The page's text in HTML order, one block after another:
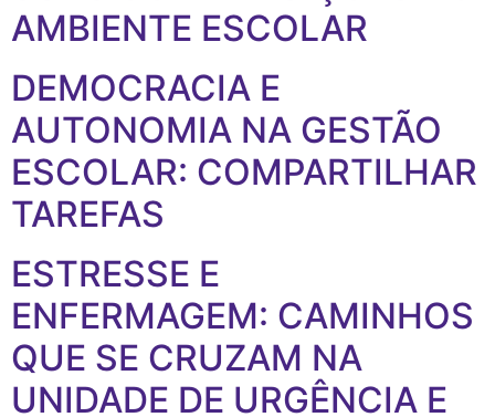
AMBIENTE ESCOLAR
DEMOCRACIA E
AUTONOMIA NA GESTÃO
ESCOLAR: COMPARTILHAR
TAREFAS
ESTRESSE E
ENFERMAGEM: CAMINHOS
QUE SE CRUZAM NA
UNIDADE DE URGÊNCIA E